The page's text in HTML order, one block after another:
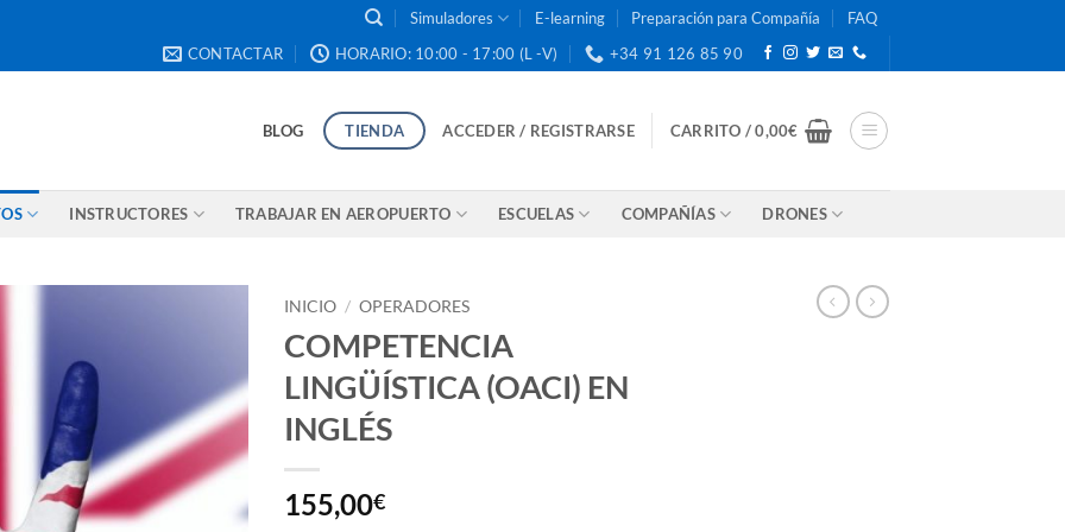
Simuladores E-learning Preparación para Compañía
FAQ
CONTACTAR
HORARIO: 10:00 - 17:00 (L -V) +34 91 126 85 90
BLOG TIENDA ACCEDER / REGISTRARSE CARRITO /0,00€
INSTRUCTORES TRABAJAR EN AEROPUERTO ESCUELAS COMPAÑÍAS DRONES
INICIO / OPERADORES
COMPETENCIA
LINGÜÍSTICA (OACI) EN
INGLÉS
155,00€